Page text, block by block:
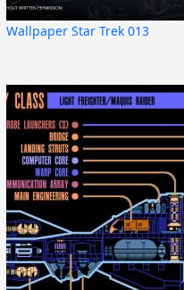
Wallpaper Star Trek 013